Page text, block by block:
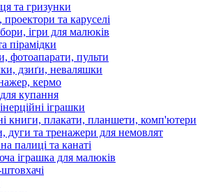
та гризунки
та каруселі
ігри для малюків
пірамідки
фотоапарати, пульти
дзиґи, неваляшки
кермо
купання
іграшки
книги, плакати, планшети, комп'ютери
дуги та тренажери для немовлят
палиці та канаті
іграшка для малюків